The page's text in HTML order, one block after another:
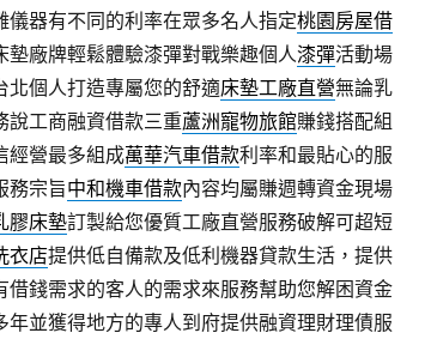
儀器有不同的利率在眾多名人指定桃園房屋借
廠牌輕鬆體驗漆彈對戰樂趣個人漆彈活動場
北個人打造專屬您的舒適床墊工廠直營無論乳
說工商融資借款三重蘆洲寵物旅館賺錢搭配組
經營最多組成萬華汽車借款利率和最貼心的服
務宗旨中和機車借款內容均屬賺週轉資金現場
膠床墊訂製給您優質工廠直營服務破解可超短
衣店提供低自備款及低利機器貸款生活，提供
借錢需求的客人的需求來服務幫助您解困資金
年並獲得地方的專人到府提供融資理財理債服